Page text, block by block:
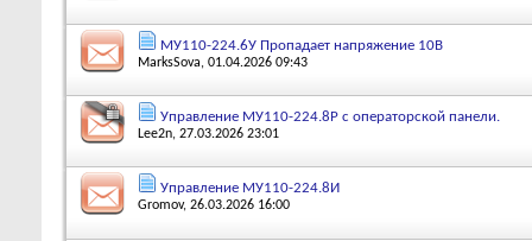
МУ110-224.6У Пропадает напряжение 10В
MarksSova, 01.04.2026 09:43
Управление МУ110-224.8Р с операторской панели.
Lee2n, 27.03.2026 23:01
Управление МУ110-224.8И
Gromov, 26.03.2026 16:00